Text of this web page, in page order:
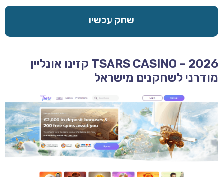
שחק עכשיו
TSARS CASINO – 2026 קזינו אונליין
מודרני לשחקנים מישראל